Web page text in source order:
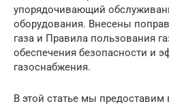
упорядочивающий
оборудования. Внесены
газа и Правила пользования
обеспечения безопасности и
газоснабжения.
В этой статье мы